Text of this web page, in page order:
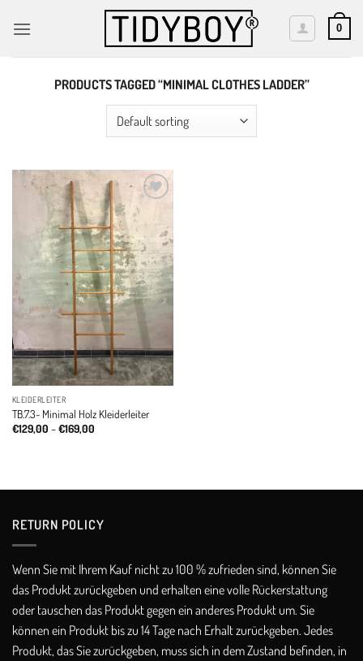
0
PRODUCTS TAGGED “MINIMAL CLOTHES LADDER”
wishlist
KLEIDERLEITER
TB.7.3- Minimal Holz Kleiderleiter
€129,00 –€169,00Price
RETURN POLICY​
Wenn Sie mit Ihrem Kauf nicht zu 100 % zufrieden sind, können Sie
das Produkt zurückgeben und erhalten eine volle Rückerstattung
oder tauschen das Produkt gegen ein anderes Produkt um. Sie
können ein Produkt bis zu 14 Tage nach Erhalt zurückgeben. Jedes
Produkt, das Sie zurückgeben, muss sich in dem Zustand befinden, in